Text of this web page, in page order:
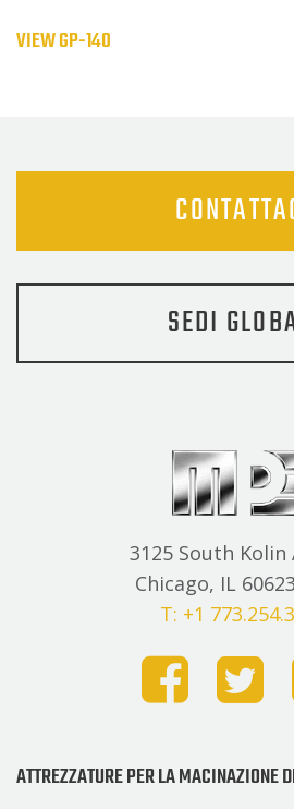
VIEW GP-140
SEDI
3125 South Kolin
Chicago, IL
T: +1
ATTREZZATURE PER LA MACINAZIONE